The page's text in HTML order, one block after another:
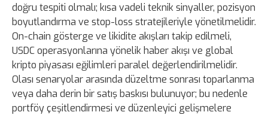
doğru tespiti olmalı; kısa vadeli teknik sinyaller, pozisyon
boyutlandırma ve stop-loss stratejileriyle yönetilmelidir.
On-chain gösterge ve likidite akışları takip edilmeli,
USDC operasyonlarına yönelik haber akışı ve global
kripto piyasası eğilimleri paralel değerlendirilmelidir.
Olası senaryolar arasında düzeltme sonrası toparlanma
veya daha derin bir satış baskısı bulunuyor; bu nedenle
portföy çeşitlendirmesi ve düzenleyici gelişmelere